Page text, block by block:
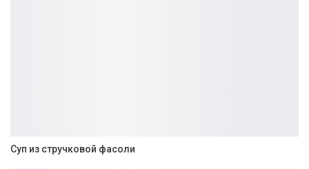
Суп из стручковой фасоли